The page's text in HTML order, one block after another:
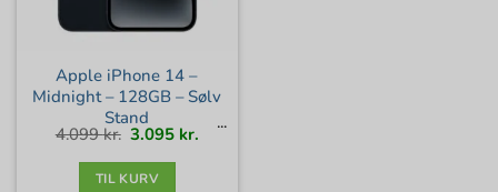
Apple iPhone 14 –
Midnight – 128GB – Sølv
Stand
4.099kr. Den
oprindelige
pris
3.095 kr. Den
TIL KURV